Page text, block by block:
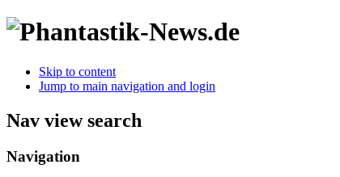
Skip to content
Jump to main navigation and login
Nav view search
Navigation